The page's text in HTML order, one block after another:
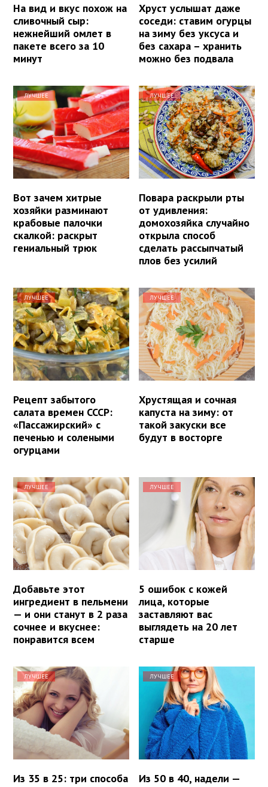
На вид и вкус похож на
сливочный сыр:
нежнейший омлет в
пакете всего за 10
минут
Хруст услышат даже
соседи: ставим огурцы
на зиму без уксуса и
без сахара – хранить
можно без подвала
ЛУЧШЕЕ
Вот зачем хитрые
хозяйки разминают
крабовые палочки
скалкой: раскрыт
гениальный трюк
ЛУЧШЕЕ
Повара раскрыли рты
от удивления:
домохозяйка случайно
открыла способ
сделать рассыпчатый
плов без усилий
ЛУЧШЕЕ
Рецепт забытого
салата времен СССР:
«Пассажирский» с
печенью и солеными
огурцами
ЛУЧШЕЕ
Хрустящая и сочная
капуста на зиму: от
такой закуски все
будут в восторге
ЛУЧШЕЕ
Добавьте этот
ингредиент в пельмени
— и они станут в 2 раза
сочнее и вкуснее:
понравится всем
ЛУЧШЕЕ
5 ошибок с кожей
лица, которые
заставляют вас
выглядеть на 20 лет
старше
ЛУЧШЕЕ
Из 35 в 25: три способа
ЛУЧШЕЕ
Из 50 в 40, надели —